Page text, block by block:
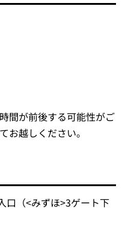
間が前後する可能性がご
お越しください。
口（<みずほ>3ゲート下